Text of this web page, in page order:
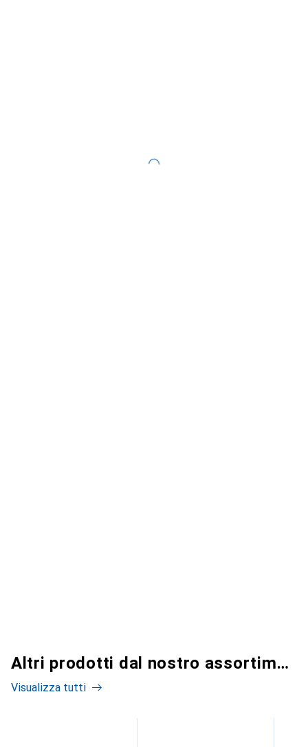
Altri prodotti dal nostro assortimento
Visualizza tutti